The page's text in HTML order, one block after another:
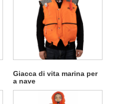
Giacca di vita marina per
a nave